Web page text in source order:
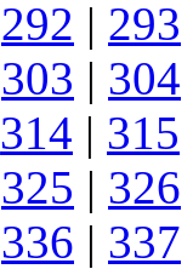
292 | 293
303 | 304
314 | 315
325 | 326
336 | 337